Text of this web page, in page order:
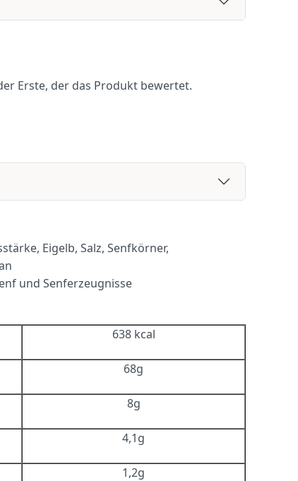
Erste, der das Produkt bewertet.
Eigelb, Salz, Senfkörner,
und Senferzeugnisse
638 kcal
68g
8g
4,1g
1,2g